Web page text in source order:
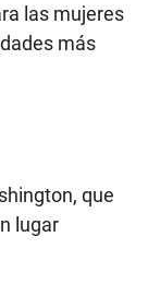
las mujeres
más
que
lugar